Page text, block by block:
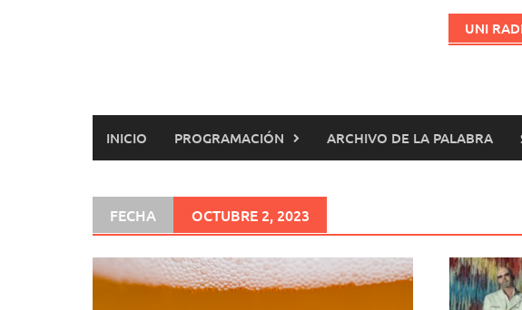
UNI
INICIO PROGRAMACIÓN ARCHIVO DE LA PALABRA
FECHA OCTUBRE 2, 2023